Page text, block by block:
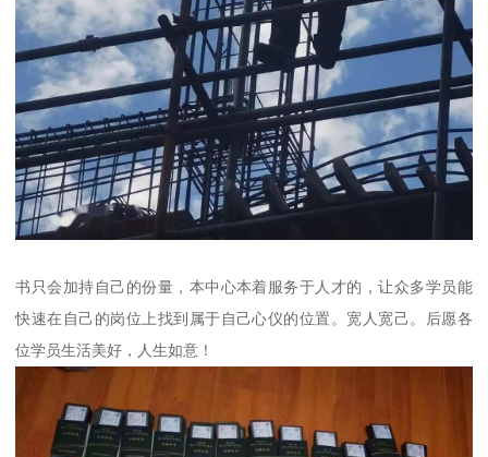
书只会加持自己的份量，本中心本着服务于人才的，让众多学员能
快速在自己的岗位上找到属于自己心仪的位置。宽人宽己。后愿各
位学员生活美好，人生如意！